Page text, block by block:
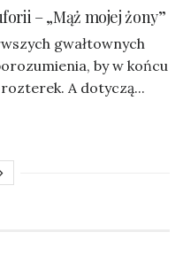
– „Mąż mojej żony”
gwałtownych
by w końcu
A dotyczą...